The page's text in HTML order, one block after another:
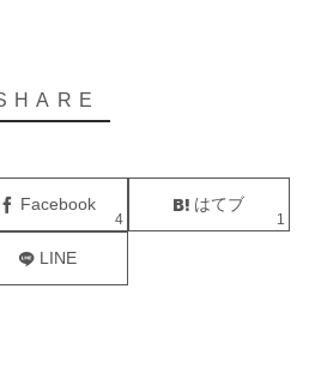
Facebook
4
はてブ
1
LINE